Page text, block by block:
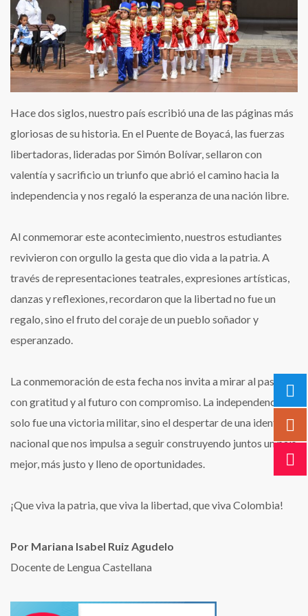
Hace dos siglos, nuestro país escribió una de las páginas más
gloriosas de su historia. En el Puente de Boyacá, las fuerzas
libertadoras, lideradas por Simón Bolívar, sellaron con
valentía y sacrificio un triunfo que abrió el camino hacia la
independencia y nos regaló la esperanza de una nación libre.
Al conmemorar este acontecimiento, nuestros estudiantes
revivieron con orgullo la gesta que dio vida a la patria. A
través de representaciones teatrales, expresiones artísticas,
danzas y reflexiones, recordaron que la libertad no fue un
regalo, sino el fruto del coraje de un pueblo soñador y
esperanzado.
La conmemoración de esta fecha nos invita a mirar al pasado
con gratitud y al futuro con compromiso. La independencia no
solo fue una victoria militar, sino el despertar de una identidad
nacional que nos impulsa a seguir construyendo juntos un país
mejor, más justo y lleno de oportunidades.
¡Que viva la patria, que viva la libertad, que viva Colombia!
Por Mariana Isabel Ruiz Agudelo
Docente de Lengua Castellana